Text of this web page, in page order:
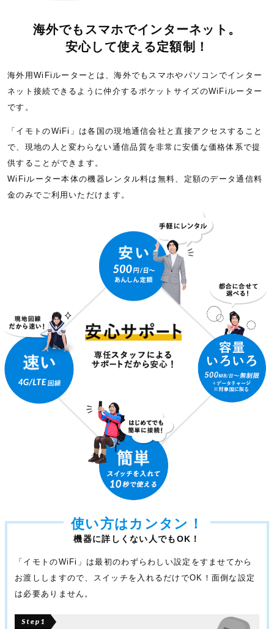
海外でもスマホでインターネット。
安心して使える定額制！
海外用WiFiルーターとは、海外でもスマホやパソコンでインター
ネット接続できるように仲介するポケットサイズのWiFiルーター
です。
「イモトのWiFi」は各国の現地通信会社と直接アクセスすること
で、現地の人と変わらない通信品質を非常に安価な価格体系で提
供することができます。
WiFiルーター本体の機器レンタル料は無料、定額のデータ通信料
金のみでご利用いただけます。
使い方はカンタン！
機器に詳しくない人でもOK！
「イモトのWiFi」は最初のわずらわしい設定をすませてから
お渡ししますので、スイッチを入れるだけでOK！面倒な設定
は必要ありません。